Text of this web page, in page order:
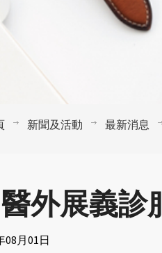
新聞及活動 最新消息
外展義診
08月01日